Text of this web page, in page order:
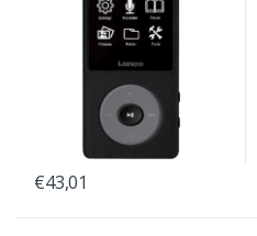
€43,01